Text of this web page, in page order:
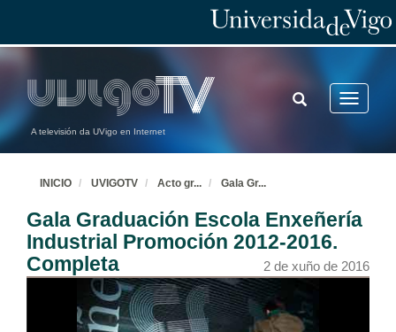
A televisión da UVigo en Internet
Toggle
TOGGLE
SEARCH
INICIO UVIGOTV Acto gr... Gala Gr...
Gala Graduación Escola Enxeñería
Industrial Promoción 2012-2016.
Completa
2 de xuño de 2016